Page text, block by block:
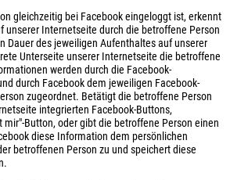
gleichzeitig bei Facebook eingeloggt ist, erkennt
unserer Internetseite durch die betroffene Person
Dauer des jeweiligen Aufenthaltes auf unserer
Unterseite unserer Internetseite die betroffene
werden durch die Facebook-
durch Facebook dem jeweiligen Facebook-
zugeordnet. Betätigt die betroffene Person
integrierten Facebook-Buttons,
mir"-Button, oder gibt die betroffene Person einen
diese Information dem persönlichen
betroffenen Person zu und speichert diese